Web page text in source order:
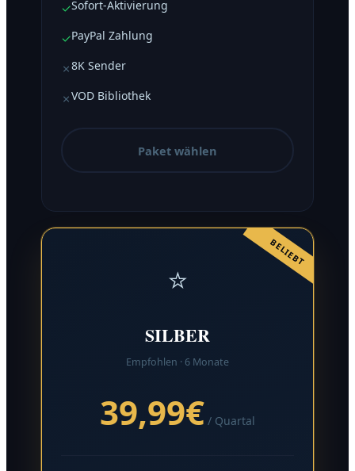
✓Sofort-Aktivierung
✓PayPal Zahlung
✗8K Sender
✗VOD Bibliothek
Paket wählen
BELIEBT
⭐
SILBER
Empfohlen · 6 Monate
39,99€ / Quartal